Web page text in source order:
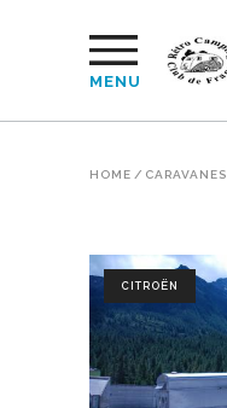
MENU
HOME / CARAVANES
CITROËN